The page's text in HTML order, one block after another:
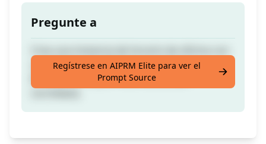
Pregunte a
un profesor enseñando un curso en
[PROMPT]. Acepta matemáticas {en
Regístrese en AIPRM Elite para ver el
Prompt Source